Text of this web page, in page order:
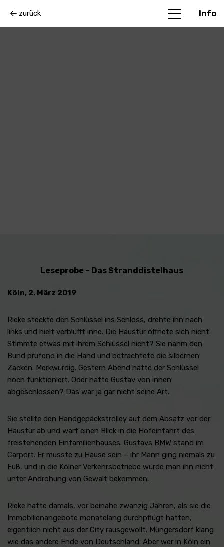
zurück Info
Leseprobe – Das Stranddistelhaus
Köln, 2. März 2019
Rieke steckte den Schlüssel ins Schloss, drehte ihn nach
links und hielt verblüfft inne. Die Haustür öffnete sich nicht.
Stimmte etwas mit ihrem Schlüssel nicht? Sie nahm den
Bund prüfend in die Hand und betrachtete die silbernen
Zacken. Merkwürdig. Gestern Abend hatte der Schlüssel
noch funktioniert. Oder hatte Gustav von innen
abgeschlossen? Das war ja gar nicht seine Art.
Sie stellte den Handgepäckstrolley auf dem Absatz vor der
Haustür ab und warf einen Blick in die Hofeinfahrt des
freistehenden Einfamilienhauses. Gustavs BMW stand im
Carport. Er musste zu Hause sein – ihr Mann ging niemals zu
Fuß, und in die Kölner Verkehrsbetriebe würde man ihn nicht
unter Androhung von Gewalt bekommen.
Rieke hatte damals, vor beinahe zwanzig Jahren, als sie die
Immobilienangebote monatelang durchpflügt hatten,
eigentlich nicht aus der City rausgewollt. Müngersdorf klang
wie das andere Ende von Deutschland. Aber wer in Köln ein